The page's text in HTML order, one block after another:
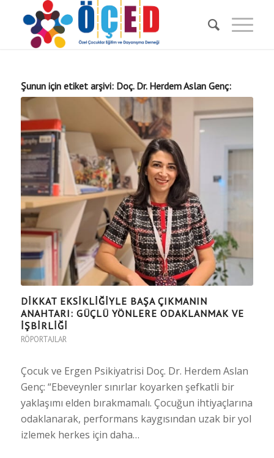
Şunun için etiket arşivi: Doç. Dr. Herdem Aslan Genç:
DİKKAT EKSİKLİĞİYLE BAŞA ÇIKMANIN
ANAHTARI: GÜÇLÜ YÖNLERE ODAKLANMAK VE
İŞBİRLİĞİ
RÖPORTAJLAR
Çocuk ve Ergen Psikiyatrisi Doç. Dr. Herdem Aslan
Genç: “Ebeveynler sınırlar koyarken şefkatli bir
yaklaşımı elden bırakmamalı. Çocuğun ihtiyaçlarına
odaklanarak, performans kaygısından uzak bir yol
izlemek herkes için daha…